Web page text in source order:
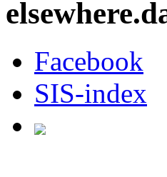
Facebook
SIS-index